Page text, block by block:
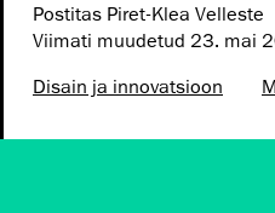
Postitas Piret-Klea Velleste
Viimati muudetud 23. mai
Disain ja innovatsioon